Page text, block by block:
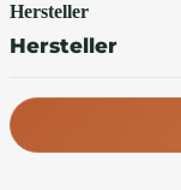
Hersteller
Hersteller